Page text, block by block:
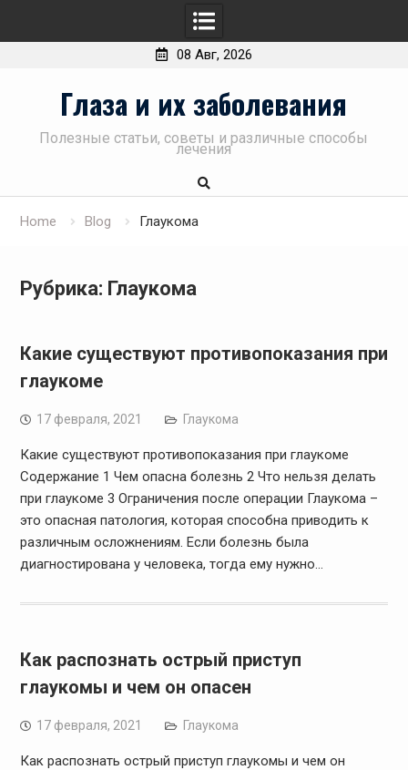
08 Авг, 2026
Глаза и их заболевания
Полезные статьи, советы и различные способы
лечения
Home Blog Глаукома
Рубрика: Глаукома
Какие существуют противопоказания при
глаукоме
17 февраля, 2021 Глаукома
Какие существуют противопоказания при глаукоме
Содержание 1 Чем опасна болезнь 2 Что нельзя делать
при глаукоме 3 Ограничения после операции Глаукома –
это опасная патология, которая способна приводить к
различным осложнениям. Если болезнь была
диагностирована у человека, тогда ему нужно…
Как распознать острый приступ
глаукомы и чем он опасен
17 февраля, 2021 Глаукома
Как распознать острый приступ глаукомы и чем он